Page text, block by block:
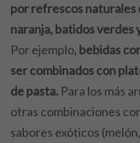
por refrescos naturales
naranja, batidos verdes
Por ejemplo, bebidas
ser combinados con
de pasta. Para los más
otras combinaciones
sabores exóticos